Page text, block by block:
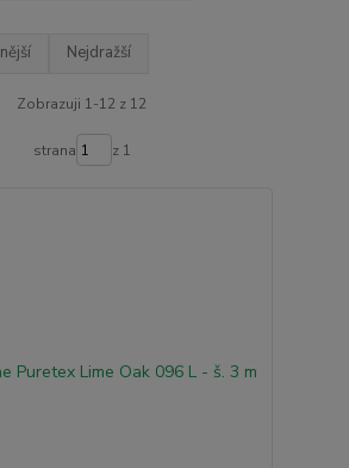
Nejdražší
Zobrazuji 1-12 z 12
strana z 1